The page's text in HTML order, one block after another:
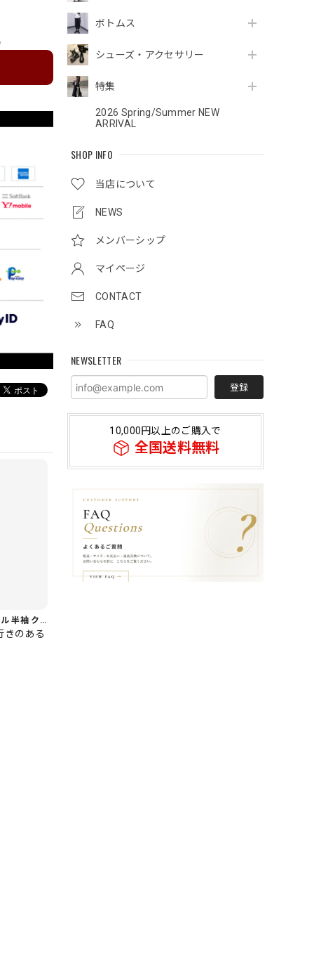
ボトムス
シューズ・アクセサリー
特集
2026 Spring/Summer NEW
ARRIVAL
SHOP INFO
当店について
NEWS
メンバーシップ
マイページ
CONTACT
FAQ
NEWSLETTER
登録
10,000円以上のご購入で
全国送料無料
【着回し力◎セット】フリル 半袖 クロップド シャツカラー ブラウス＆ワイドレッグパンツ（上下個別） 1color ST0219
きのある